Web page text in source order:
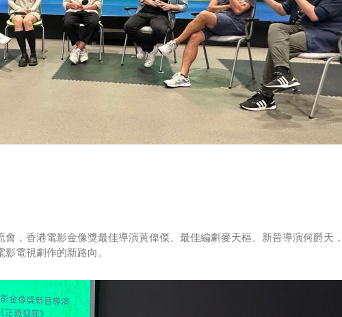
，香港電影金像獎最佳導演黃偉傑、最佳編劇麥天樞、新晉導演何爵天
電視劇作的新路向。